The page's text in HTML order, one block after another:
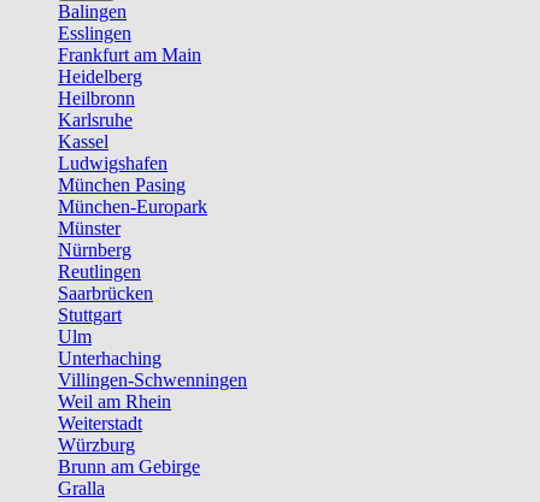
Balingen
Esslingen
Frankfurt am Main
Heidelberg
Heilbronn
Karlsruhe
Kassel
Ludwigshafen
München Pasing
München-Europark
Münster
Nürnberg
Reutlingen
Saarbrücken
Stuttgart
Ulm
Unterhaching
Villingen-Schwenningen
Weil am Rhein
Weiterstadt
Würzburg
Brunn am Gebirge
Gralla